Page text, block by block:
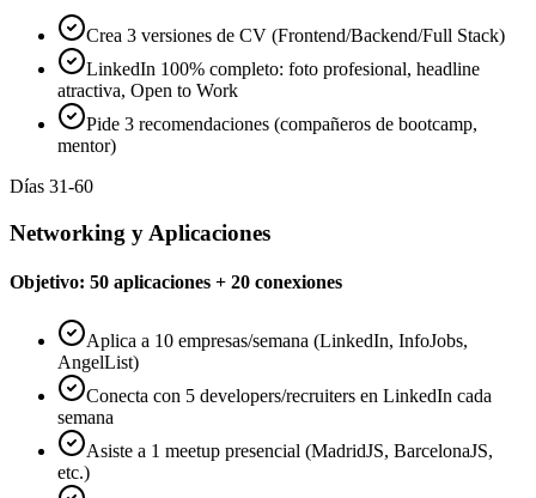
Crea 3 versiones de CV (Frontend/Backend/Full Stack)
LinkedIn 100% completo: foto profesional, headline
atractiva, Open to Work
Pide 3 recomendaciones (compañeros de bootcamp,
mentor)
Días 31-60
Networking y Aplicaciones
Objetivo: 50 aplicaciones + 20 conexiones
Aplica a 10 empresas/semana (LinkedIn, InfoJobs,
AngelList)
Conecta con 5 developers/recruiters en LinkedIn cada
semana
Asiste a 1 meetup presencial (MadridJS, BarcelonaJS,
etc.)